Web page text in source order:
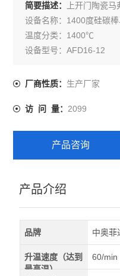
简要描述：
上开门陶瓷马
设备名称：1400度硅碳
温度分类：1400℃
设备型号：AFD16-12
炉膛容积：12L
额定电压：380V
加热性能
厂商性质： 生产厂家
访 问 量：2099
产品咨询
产品介绍
品牌 中奥菲
升温速度（达到
最高温）
60/min